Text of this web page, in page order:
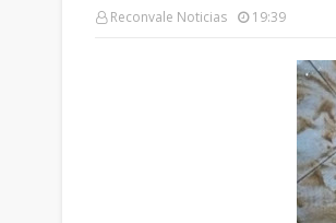
Reconvale Noticias 19:39